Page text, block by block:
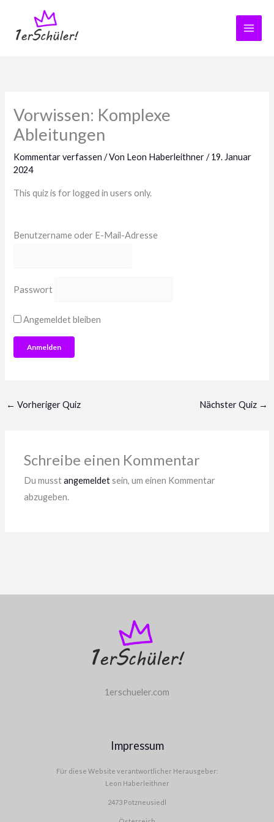
springen
Vorwissen: Komplexe
Ableitungen
Kommentar verfassen / Von Leon Haberleithner/19. Januar
2024
This quiz is for logged in users only.
Benutzername oder E-Mail-Adresse
Passwort
Angemeldet bleiben
← Vorheriger Quiz Nächster Quiz →
Schreibe einen Kommentar
Du musstangemeldetsein, um einen Kommentar
abzugeben.
1erschueler.com
Impressum
Für diese Website verantwortlicher Herausgeber:
Leon Haberleithner
2473 Potzneusiedl